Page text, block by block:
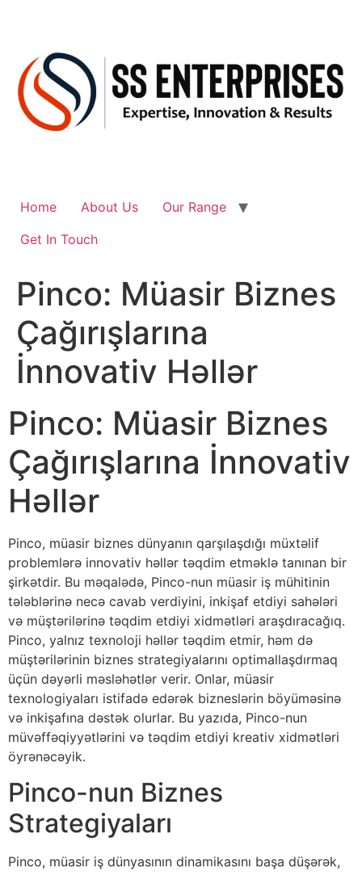
Home About Us
Our Range
Get In Touch
Pinco: Müasir Biznes
Çağırışlarına
İnnovativ Həllər
Pinco: Müasir Biznes
Çağırışlarına İnnovativ
Həllər
Pinco, müasir biznes dünyanın qarşılaşdığı müxtəlif
problemlərə innovativ həllər təqdim etməklə tanınan bir
şirkətdir. Bu məqalədə, Pinco-nun müasir iş mühitinin
tələblərinə necə cavab verdiyini, inkişaf etdiyi sahələri
və müştərilərinə təqdim etdiyi xidmətləri araşdıracağıq.
Pinco, yalnız texnoloji həllər təqdim etmir, həm də
müştərilərinin biznes strategiyalarını optimallaşdırmaq
üçün dəyərli məsləhətlər verir. Onlar, müasir
texnologiyaları istifadə edərək bizneslərin böyüməsinə
və inkişafına dəstək olurlar. Bu yazıda, Pinco-nun
müvəffəqiyyətlərini və təqdim etdiyi kreativ xidmətləri
öyrənəcəyik.
Pinco-nun Biznes
Strategiyaları
Pinco, müasir iş dünyasının dinamikasını başa düşərək,